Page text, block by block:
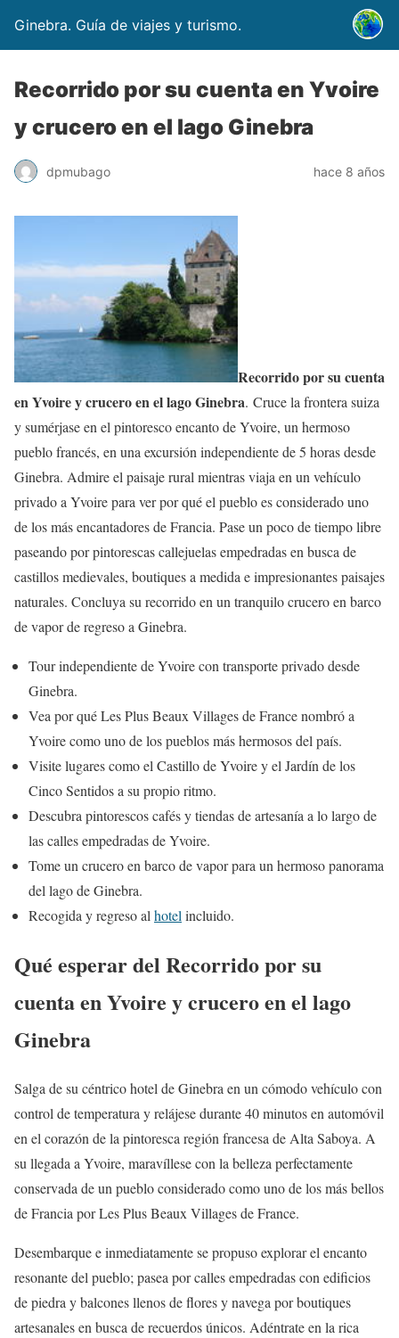
Ginebra. Guía de viajes y turismo.
Recorrido por su cuenta en Yvoire
y crucero en el lago Ginebra
dpmubago hace 8 años
Recorrido por su cuenta
en Yvoire y crucero en el lago Ginebra. Cruce la frontera suiza
y sumérjase en el pintoresco encanto de Yvoire, un hermoso
pueblo francés, en una excursión independiente de 5 horas desde
Ginebra. Admire el paisaje rural mientras viaja en un vehículo
privado a Yvoire para ver por qué el pueblo es considerado uno
de los más encantadores de Francia. Pase un poco de tiempo libre
paseando por pintorescas callejuelas empedradas en busca de
castillos medievales, boutiques a medida e impresionantes paisajes
naturales. Concluya su recorrido en un tranquilo crucero en barco
de vapor de regreso a Ginebra.
Tour independiente de Yvoire con transporte privado desde
Ginebra.
Vea por qué Les Plus Beaux Villages de France nombró a
Yvoire como uno de los pueblos más hermosos del país.
Visite lugares como el Castillo de Yvoire y el Jardín de los
Cinco Sentidos a su propio ritmo.
Descubra pintorescos cafés y tiendas de artesanía a lo largo de
las calles empedradas de Yvoire.
Tome un crucero en barco de vapor para un hermoso panorama
del lago de Ginebra.
Recogida y regreso al hotel incluido.
Qué esperar del Recorrido por su
cuenta en Yvoire y crucero en el lago
Ginebra
Salga de su céntrico hotel de Ginebra en un cómodo vehículo con
control de temperatura y relájese durante 40 minutos en automóvil
en el corazón de la pintoresca región francesa de Alta Saboya. A
su llegada a Yvoire, maravíllese con la belleza perfectamente
conservada de un pueblo considerado como uno de los más bellos
de Francia por Les Plus Beaux Villages de France.
Desembarque e inmediatamente se propuso explorar el encanto
resonante del pueblo; pasea por calles empedradas con edificios
de piedra y balcones llenos de flores y navega por boutiques
artesanales en busca de recuerdos únicos. Adéntrate en la rica